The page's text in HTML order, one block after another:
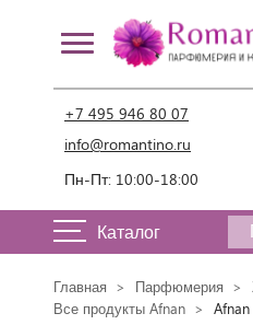
+7 495 946 80 07
info@romantino.ru
Пн-Пт: 10:00-18:00
Каталог
Главная Парфюмерия
Все продукты Afnan